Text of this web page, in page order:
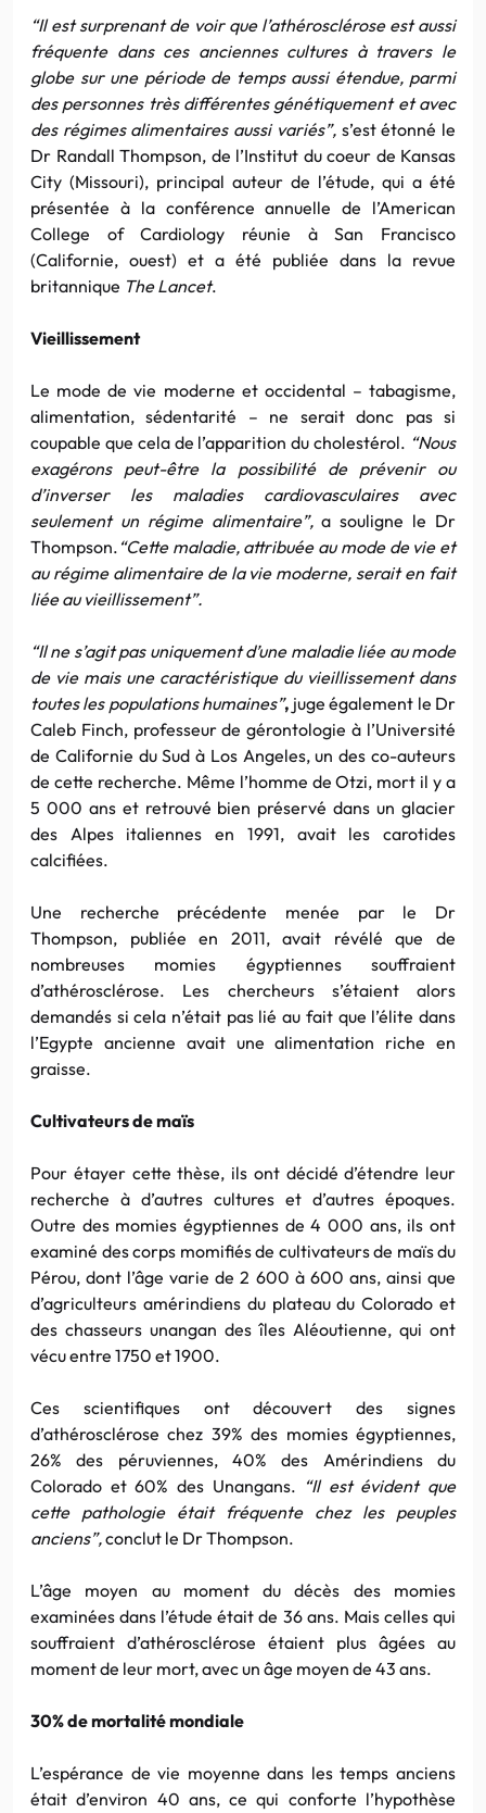
“Il est surprenant de voir que l’athérosclérose est aussi
fréquente dans ces anciennes cultures à travers le
globe sur une période de temps aussi étendue, parmi
des personnes très différentes génétiquement et avec
des régimes alimentaires aussi variés”,s’est étonné le
Dr Randall Thompson, de l’Institut du coeur de Kansas
City (Missouri), principal auteur de l’étude, qui a été
présentée à la conférence annuelle de l’American
College of Cardiology réunie à San Francisco
(Californie, ouest) et a été publiée dans la revue
britannique The Lancet.
Vieillissement
Le mode de vie moderne et occidental – tabagisme,
alimentation, sédentarité – ne serait donc pas si
coupable que cela de l’apparition du cholestérol. “Nous
exagérons peut-être la possibilité de prévenir ou
d’inverser les maladies cardiovasculaires avec
seulement un régime alimentaire”,a souligne le Dr
Thompson. “Cette maladie, attribuée au mode de vie et
au régime alimentaire de la vie moderne, serait en fait
liée au vieillissement”.
“Il ne s’agit pas uniquement d’une maladie liée au mode
de vie mais une caractéristique du vieillissement dans
toutes les populations humaines”, juge également le Dr
Caleb Finch, professeur de gérontologie à l’Université
de Californie du Sud à Los Angeles, un des co-auteurs
de cette recherche. Même l’homme de Otzi, mort il y a
5 000 ans et retrouvé bien préservé dans un glacier
des Alpes italiennes en 1991, avait les carotides
calcifiées.
Une recherche précédente menée par le Dr
Thompson, publiée en 2011, avait révélé que de
nombreuses momies égyptiennes souffraient
d’athérosclérose. Les chercheurs s’étaient alors
demandés si cela n’était pas lié au fait que l’élite dans
l’Egypte ancienne avait une alimentation riche en
graisse.
Cultivateurs de maïs
Pour étayer cette thèse, ils ont décidé d’étendre leur
recherche à d’autres cultures et d’autres époques.
Outre des momies égyptiennes de 4 000 ans, ils ont
examiné des corps momifiés de cultivateurs de maïs du
Pérou, dont l’âge varie de 2 600 à 600 ans, ainsi que
d’agriculteurs amérindiens du plateau du Colorado et
des chasseurs unangan des îles Aléoutienne, qui ont
vécu entre 1750 et 1900.
Ces scientifiques ont découvert des signes
d’athérosclérose chez 39% des momies égyptiennes,
26% des péruviennes, 40% des Amérindiens du
Colorado et 60% des Unangans. “Il est évident que
cette pathologie était fréquente chez les peuples
anciens”,conclut le Dr Thompson.
L’âge moyen au moment du décès des momies
examinées dans l’étude était de 36 ans. Mais celles qui
souffraient d’athérosclérose étaient plus âgées au
moment de leur mort, avec un âge moyen de 43 ans.
30% de mortalité mondiale
L’espérance de vie moyenne dans les temps anciens
était d’environ 40 ans, ce qui conforte l’hypothèse